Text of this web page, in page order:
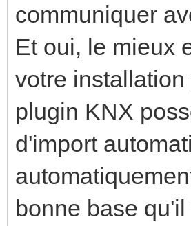
communiquer
Et oui, le mieux
votre
plugin KNX
d'import
bonne base